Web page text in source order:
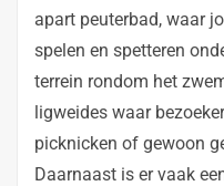
apart peuterbad, waar
spelen en spetteren
terrein rondom het
ligweides waar
picknicken of gewoon
Daarnaast is er vaak